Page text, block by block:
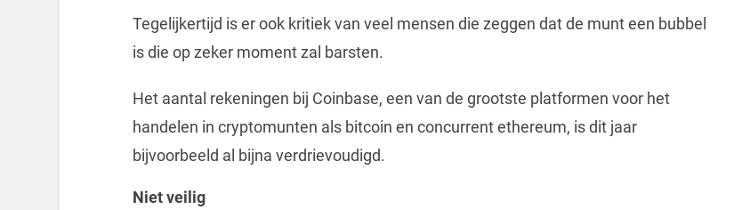
Tegelijkertijd is er ook kritiek van veel mensen die zeggen dat de munt een bubbel
is die op zeker moment zal barsten.
Het aantal rekeningen bij Coinbase, een van de grootste platformen voor het
handelen in cryptomunten als bitcoin en concurrent ethereum, is dit jaar
bijvoorbeeld al bijna verdrievoudigd.
Niet veilig